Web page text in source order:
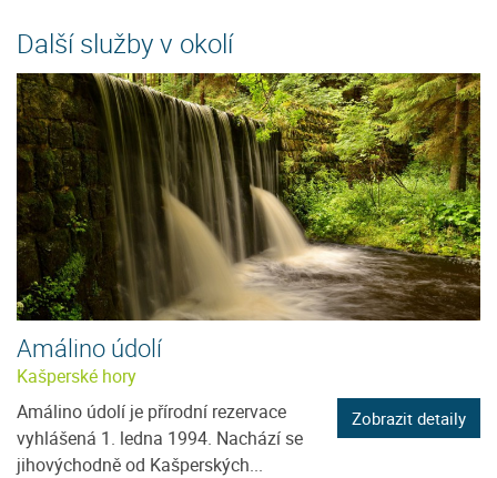
Další služby v okolí
Amálino údolí
Kašperské hory
Amálino údolí je přírodní rezervace
vyhlášená 1. ledna 1994. Nachází se
jihovýchodně od Kašperských...
Zobrazit detaily